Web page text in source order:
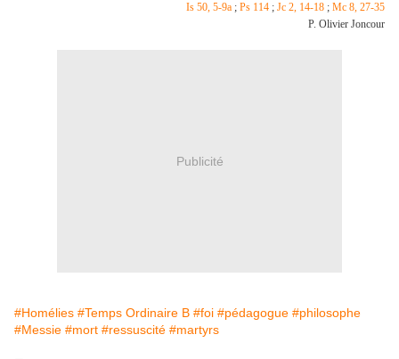
Is 50, 5-9a ; Ps 114 ; Jc 2, 14-18 ; Mc 8, 27-35
P. Olivier Joncour
Publicité
#Homélies #Temps Ordinaire B #foi #pédagogue #philosophe
#Messie #mort #ressuscité #martyrs